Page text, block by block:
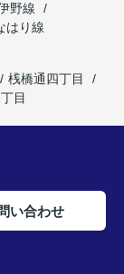
野線
はり線
桟橋通四丁目
目
い合わせ